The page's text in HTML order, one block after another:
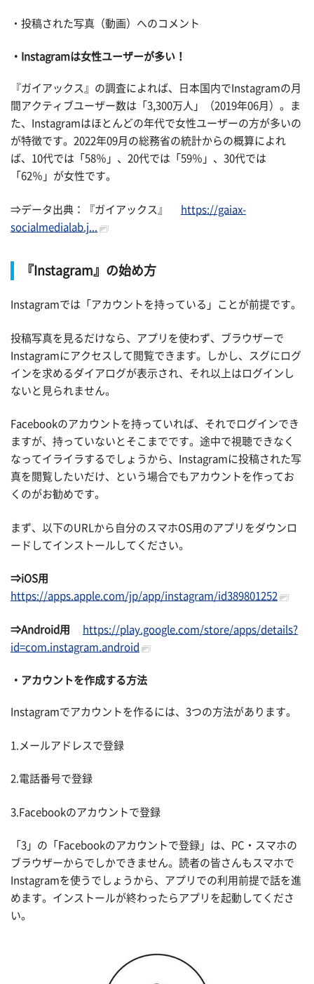
・投稿された写真（動画）へのコメント
Instagramは女性ユーザーが多い！
『ガイアックス』の調査によれば、日本国内でInstagramの月
間アクティブユーザー数は「3,300万人」（2019年06月）。ま
た、Instagramはほとんどの年代で女性ユーザーの方が多いの
が特徴です。2022年09月の総務省の統計からの概算によれ
ば、10代では「58％」、20代では「59％」、30代では
「62％」が女性です。
⇒データ出典：『ガイアックス』
https://gaiax-
socialmedialab.j...
『Instagram』の始め方
Instagramでは「アカウントを持っている」ことが前提です。
投稿写真を見るだけなら、アプリを使わず、ブラウザーで
Instagramにアクセスして閲覧できます。しかし、スグにログ
インを求めるダイアログが表示され、それ以上はログインし
ないと見られません。
Facebookのアカウントを持っていれば、それでログインでき
ますが、持っていないとそこまでです。途中で視聴できなく
なってイライラするでしょうから、Instagramに投稿された写
真を閲覧したいだけ、という場合でもアカウントを作ってお
くのがお勧めです。
まず、以下のURLから自分のスマホOS用のアプリをダウンロ
ードしてインストールしてください。
⇒iOS用
https://apps.apple.com/jp/app/instagram/id389801252
⇒Android 用
https://play.google.com/store/apps/details?
id=com.instagram.android
アカウントを作成する方法
Instagramでアカウントを作るには、3つの方法があります。
1.メールアドレスで登録
2.電話番号で登録
3.Facebookのアカウントで登録
「3」の「Facebookのアカウントで登録」は、PC・スマホの
ブラウザーからでしかできません。読者の皆さんもスマホで
Instagramを使うでしょうから、アプリでの利用前提で話を進
めます。インストールが終わったらアプリを起動してくださ
い。